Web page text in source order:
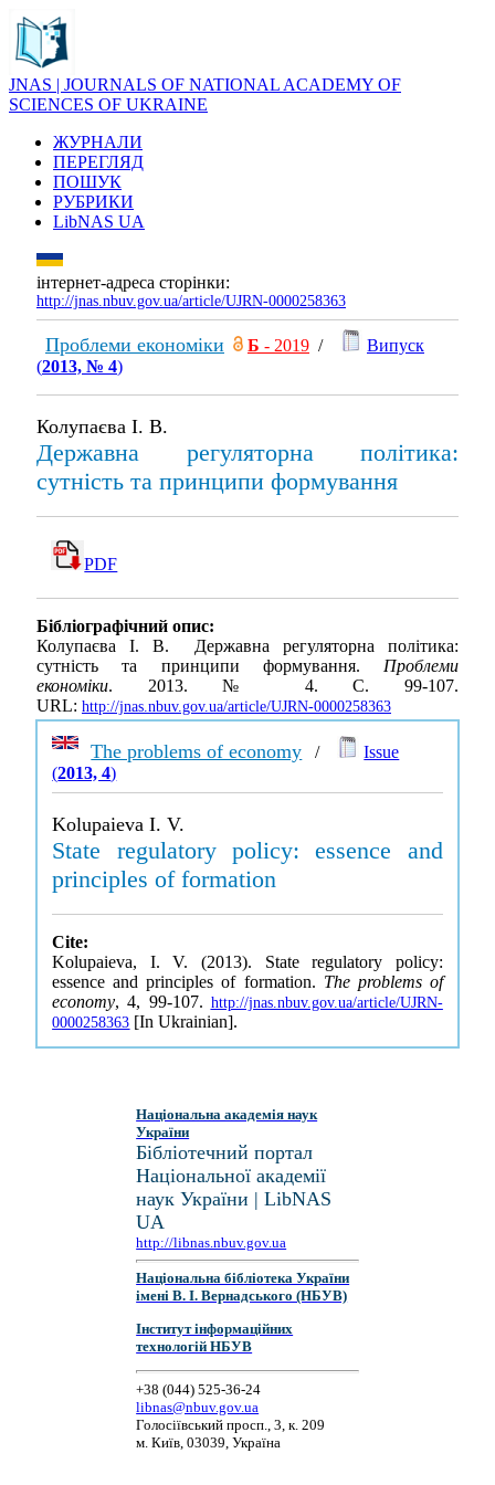
JNAS | JOURNALS OF NATIONAL ACADEMY OF
SCIENCES OF UKRAINE
ЖУРНАЛИ
ПЕРЕГЛЯД
ПОШУК
РУБРИКИ
LibNAS UA
інтернет-адреса сторінки:
http://jnas.nbuv.gov.ua/article/UJRN-0000258363
Проблеми економіки Б - 2019 /
Випуск
(2013, № 4)
Колупаєва І. В.
Державна регуляторна політика:
сутність та принципи формування
PDF
Бібліографічний опис:
Колупаєва І. В. Державна регуляторна політика:
сутність та принципи формування. Проблеми
економіки. 2013. № 4. С. 99-107.
URL: http://jnas.nbuv.gov.ua/article/UJRN-0000258363
The problems of economy /
Issue
(2013, 4)
Kolupaieva I. V.
State regulatory policy: essence and
principles of formation
Cite:
Kolupaieva, I. V. (2013). State regulatory policy:
essence and principles of formation. The problems of
economy, 4, 99-107. http://jnas.nbuv.gov.ua/article/UJRN-
0000258363 [In Ukrainian].
Національна академія наук
України
Бібліотечний портал
Національної академії
наук України | LibNAS
UA
http://libnas.nbuv.gov.ua
Національна бібліотека України
імені В. І. Вернадського (НБУВ)
Інститут інформаційних
технологій НБУВ
+38 (044) 525-36-24
libnas@nbuv.gov.ua
Голосіївський просп., 3, к. 209
м. Київ, 03039, Україна